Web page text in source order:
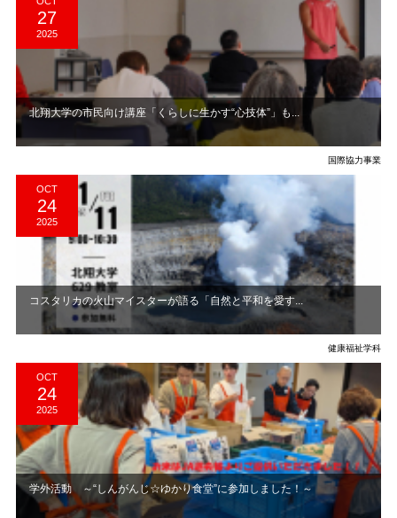
27
2025
北翔大学の市民向け講座「くらしに生かす“心技体”」も...
国際協力事業
OCT
24
2025
コスタリカの火山マイスターが語る「自然と平和を愛す...
健康福祉学科
OCT
24
2025
学外活動 ～“しんがんじ☆ゆかり食堂”に参加しました！～